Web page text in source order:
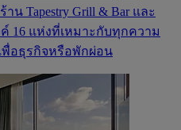
าน Tapestry Grill & Bar และ
16 แห่งที่เหมาะกับทุกความ
พื่อธุรกิจหรือพักผ่อน